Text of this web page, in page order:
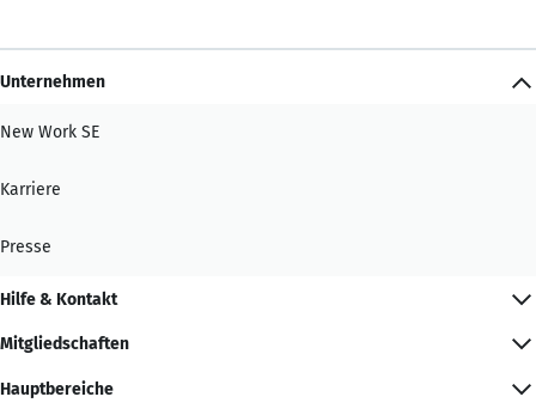
Unternehmen
New Work SE
Karriere
Presse
Hilfe & Kontakt
Mitgliedschaften
Hauptbereiche